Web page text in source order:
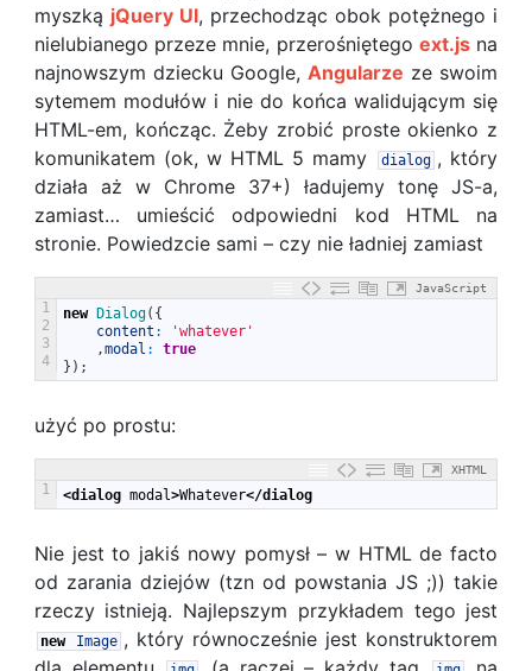
myszką jQuery UI, przechodząc obok potężnego i
nielubianego przeze mnie, przerośniętego ext.jsna
najnowszym dziecku Google, Angularze ze swoim
sytemem modułów i nie do końca walidującym się
HTML-em, kończąc. Żeby zrobić proste okienko z
komunikatem (ok, w HTML 5 mamy
dialog , który
działa aż w Chrome 37+) ładujemy tonę JS-a,
zamiast… umieścić odpowiedni kod HTML na
stronie. Powiedzcie sami – czy nie ładniej zamiast
JavaScript
1
2
3
4
new Dialog( {
content :
'whatever'
,modal :
true
} ) ;
użyć po prostu:
XHTML
1 <dialog modal>Whatever</dialog
Nie jest to jakiś nowy pomysł – w HTML de facto
od zarania dziejów (tzn od powstania JS ;)) takie
rzeczy istnieją. Najlepszym przykładem tego jest
new Image , który równocześnie jest konstruktorem